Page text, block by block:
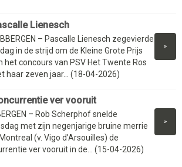
Lienesch
»
– Pascalle Lienesch zegevierde
in de strijd om de Kleine Grote Prijs
het concours van PSV Het Twente Ros
haar zeven jaar... (18-04-2026)
ver vooruit
»
– Rob Scherphof snelde
met zijn negenjarige bruine merrie
(v. Vigo d’Arsouilles) de
ver vooruit in de... (15-04-2026)